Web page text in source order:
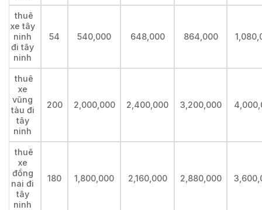
thuê
xe tây
ninh
đi tây
ninh
54 540,000 648,000 864,000
thuê
xe
vũng
tàu đi
tây
ninh
200 2,000,000 2,400,000 3,200,000
thuê
xe
đồng
nai đi
tây
ninh
180 1,800,000 2,160,000 2,880,000